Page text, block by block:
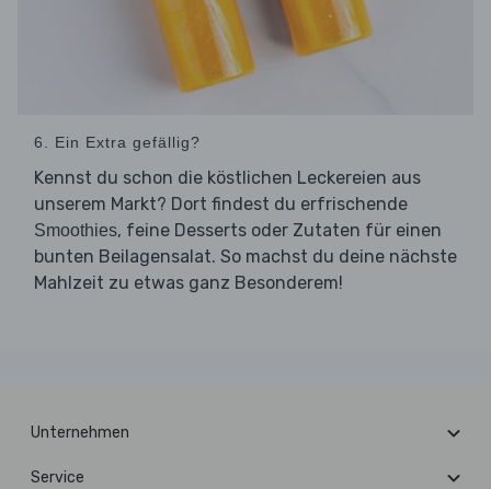
6. Ein Extra gefällig?
Kennst du schon die köstlichen Leckereien aus
unserem Markt? Dort findest du erfrischende
Smoothies, feine Desserts oder Zutaten für einen
bunten Beilagensalat. So machst du deine nächste
Mahlzeit zu etwas ganz Besonderem!
Unternehmen
Service